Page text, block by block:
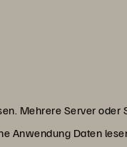
Mehrere Server oder
Anwendung Daten